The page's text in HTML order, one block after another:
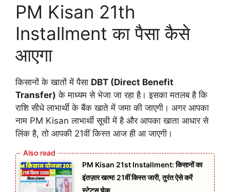
PM Kisan 21th
Installment का पैसा कैसे
आएगा
किसानों के खातों में पैसा DBT (Direct Benefit
Transfer) के माध्यम से भेजा जा रहा है। इसका मतलब है कि
राशि सीधे लाभार्थी के बैंक खाते में जमा की जाएगी। अगर आपका
नाम PM Kisan लाभार्थी सूची में है और आपका खाता आधार से
लिंक है, तो आपकी 21वीं किस्त आज ही आ जाएगी।
PM Kisan 21st Installment: किसानों का
इंतज़ार खत्म! 21वीं किस्त जारी, तुरंत ऐसे करें